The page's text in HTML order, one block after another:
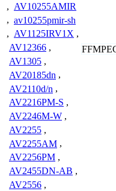
, AV10255AMIR
, av10255pmir-sh
, AV1125IRV1X ,
AV12366 ,
AV1305 ,
AV20185dn ,
AV2110d/n ,
AV2216PM-S ,
AV2246M-W ,
AV2255 ,
AV2255AM ,
AV2256PM ,
AV2455DN-AB ,
AV2556 ,